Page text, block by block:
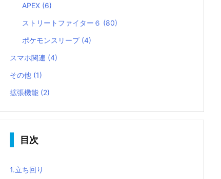
APEX (6)
ストリートファイター６ (80)
ポケモンスリープ (4)
スマホ関連 (4)
その他 (1)
拡張機能 (2)
目次
1.立ち回り